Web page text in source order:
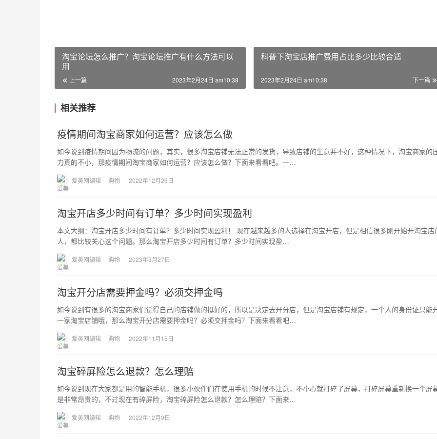
淘宝论坛怎么推广？淘宝论坛推广有什么方法可以
用
上一篇 2023年2月24日 am10:38
科普下淘宝店推广费用占比多少比较合适
下一篇
2023年2月24日 am10:38
相关推荐
疫情期间淘宝商家如何运营？应该怎么做
如今说到疫情期间因为物流的问题，其实，很多淘宝店铺无法正常的发货，导致店铺的生意并不好，这种情况下，淘宝商家的
力真的不小，那疫情期间淘宝商家如何运营？应该怎么做？下面来看看吧。一…
爱美网编辑 购物 2022年12月26日
淘宝开店多少时间有订单？多少时间实现盈利
本文大纲：淘宝开店多少时间有订单？多少时间实现盈利！ 现在越来越多的人选择在淘宝开店，但是相信很多刚开始开淘宝店
人，都比较关心这个问题。那么淘宝开店多少时间有订单？多少时间实现盈…
爱美网编辑 购物 2023年3月27日
淘宝开分店需要押金吗？必须交押金吗
如今说到有很多的淘宝商家们觉得自己的店铺做的挺好的，所以是决定去开分店，但是淘宝店铺有规定，一个人的身份证只能
一家淘宝店铺哦，那么淘宝开分店需要押金吗？必须交押金吗？下面来看看吧…
爱美网编辑 购物 2022年11月15日
淘宝碎屏险怎么退款？怎么理赔
如今说到现在大家都是用的智能手机，很多小伙伴们在使用手机的时候不注意，不小心就打碎了屏幕，打碎屏幕重新换一个屏
是非常昂贵的，不过现在有碎屏险，淘宝碎屏险怎么退款？怎么理赔？下面来…
爱美网编辑 购物 2022年12月9日